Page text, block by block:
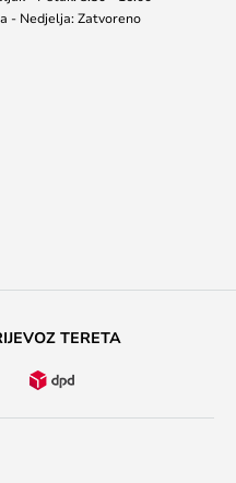
- Nedjelja: Zatvoreno
TERETA